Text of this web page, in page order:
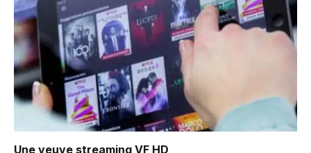
Une veuve streaming VF HD